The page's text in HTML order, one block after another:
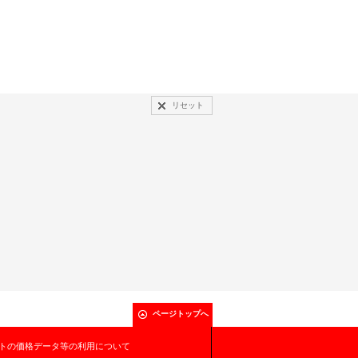
リセット
ページトップへ
の価格データ等の利用について